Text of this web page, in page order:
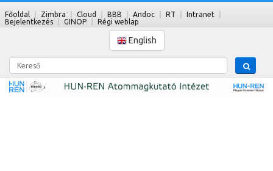
Főoldal Zimbra Cloud BBB Andoc RT
Intranet
Bejelentkezés
GINOP Régi weblap
English
Kereső